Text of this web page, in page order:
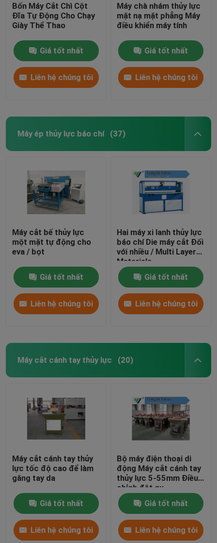
Bốn Máy Cắt Chì Cột
Đĩa Tự Động Cho Chạy
Giày Thể Thao
Giá tốt nhất
Liên hệ chúng tôi
Máy chà nhám thủy lực
mặt nạ mặt phẳng Máy
điều khiển máy tính
Giá tốt nhất
Liên hệ chúng tôi
Máy ép thủy lực báo chí (37)
Máy cắt bế thủy lực
một mặt tự động cho
eva / bọt
Giá tốt nhất
Liên hệ chúng tôi
Hai máy xi lanh thủy lực
báo chí Die máy cắt Đối
với nhiều / Multi Layer
Materials
Giá tốt nhất
Liên hệ chúng tôi
Máy cắt cánh tay thủy lực (20)
Máy cắt cánh tay thủy
lực tốc độ cao để làm
găng tay da
Giá tốt nhất
Liên hệ chúng tôi
Bộ máy điện thoại di
động Máy cắt cánh tay
thủy lực 5-55mm Điều
chỉnh đột qu
Giá tốt nhất
Liên hệ chúng tôi